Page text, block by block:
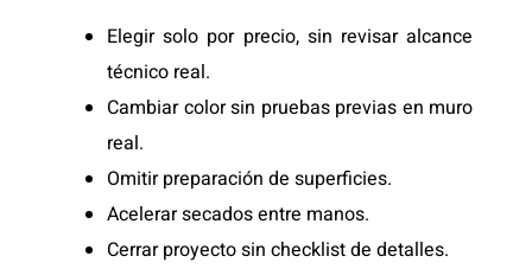
Elegir solo por precio, sin revisar alcance
técnico real.
Cambiar color sin pruebas previas en muro
real.
Omitir preparación de superficies.
Acelerar secados entre manos.
Cerrar proyecto sin checklist de detalles.